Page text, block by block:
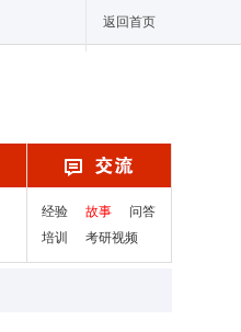
返回首页
经验 故事
问答
培训
考研视频